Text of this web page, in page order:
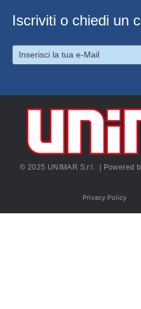
Iscriviti o chiedi un
© 2025 UNIMAR S.r.l. | Powered
Privacy Policy